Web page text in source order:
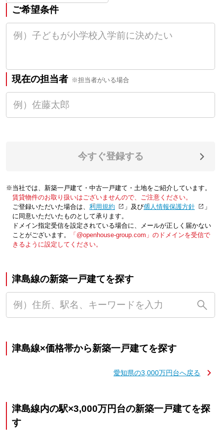
ご希望条件
現在の担当者 ※担当者がいる場合
今すぐ登録する
※当社では、新築一戸建て・中古一戸建て・土地をご紹介しています。
賃貸物件のお取り扱いはございませんので、ご注意ください。
ご登録いただいた場合は、「利用規約 」及び「個人情報保護方針
」
に同意いただいたものとして承ります。
ドメイン指定受信を設定されている場合に、メールが正しく届かない
ことがございます。
「@openhouse-group.com」のドメインを受信で
きるように設定してください。
津島線の新築一戸建てを探す
津島線×価格帯から新築一戸建てを探す
愛知県の3,000万円台へ戻る
津島線内の駅×3,000万円台の新築一戸建てを探
す